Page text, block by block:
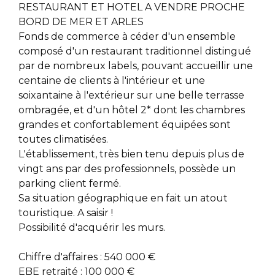
RESTAURANT ET HOTEL A VENDRE PROCHE
BORD DE MER ET ARLES
Fonds de commerce à céder d'un ensemble
composé d'un restaurant traditionnel distingué
par de nombreux labels, pouvant accueillir une
centaine de clients à l'intérieur et une
soixantaine à l'extérieur sur une belle terrasse
ombragée, et d'un hôtel 2* dont les chambres
grandes et confortablement équipées sont
toutes climatisées.
L'établissement, très bien tenu depuis plus de
vingt ans par des professionnels, possède un
parking client fermé.
Sa situation géographique en fait un atout
touristique. A saisir !
Possibilité d'acquérir les murs.
Chiffre d'affaires : 540 000 €
EBE retraité : 100 000 €